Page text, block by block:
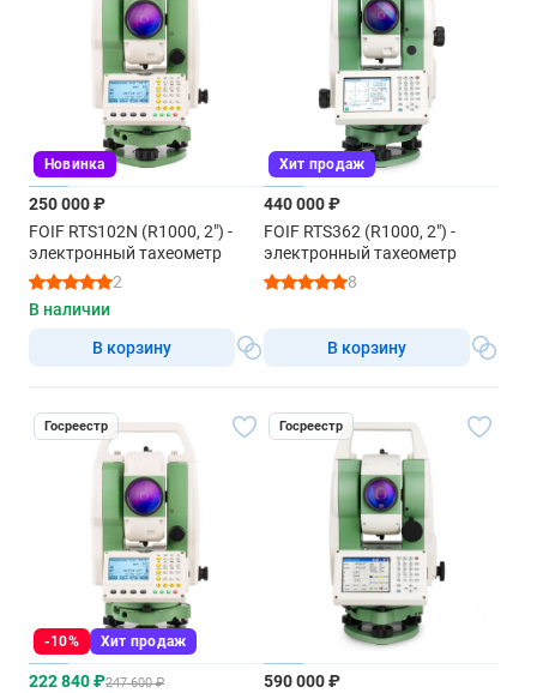
Новинка
250 000 ₽
FOIF RTS102N (R1000, 2") -
электронный тахеометр
2
В наличии
В корзину
Хит продаж
440 000 ₽
FOIF RTS362 (R1000, 2") -
электронный тахеометр
8
В корзину
Госреестр
-10% Хит продаж
222 840 ₽247 600 ₽
Госреестр
590 000 ₽